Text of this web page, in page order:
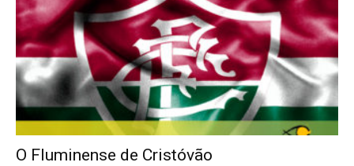
O Fluminense de Cristóvão